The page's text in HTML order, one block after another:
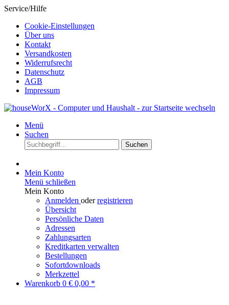
Service/Hilfe
Cookie-Einstellungen
Über uns
Kontakt
Versandkosten
Widerrufsrecht
Datenschutz
AGB
Impressum
Menü
Suchen
Suchen
Mein Konto
Menü schließen
Mein Konto
Anmelden oderregistrieren
Übersicht
Persönliche Daten
Adressen
Zahlungsarten
Kreditkarten verwalten
Bestellungen
Sofortdownloads
Merkzettel
Warenkorb 0 € 0,00 *